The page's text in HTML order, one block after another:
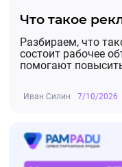
Что такое
Разбираем, что
состоит рабочее
помогают
Иван Силин 7/10/2026